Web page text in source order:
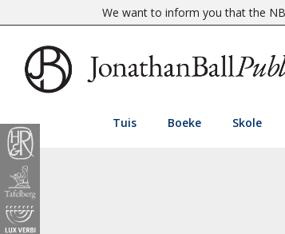
We want to inform you that the
Tuis Boeke Skole